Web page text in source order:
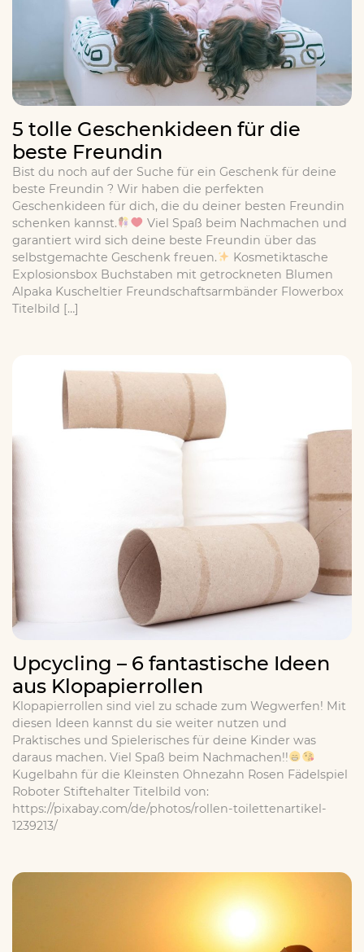
5 tolle Geschenkideen für die
beste Freundin
Bist du noch auf der Suche für ein Geschenk für deine
beste Freundin ? Wir haben die perfekten
Geschenkideen für dich, die du deiner besten Freundin
schenken kannst.
Viel Spaß beim Nachmachen und
garantiert wird sich deine beste Freundin über das
selbstgemachte Geschenk freuen.
Kosmetiktasche
Explosionsbox Buchstaben mit getrockneten Blumen
Alpaka Kuscheltier Freundschaftsarmbänder Flowerbox
Titelbild […]
Upcycling – 6 fantastische Ideen
aus Klopapierrollen
Klopapierrollen sind viel zu schade zum Wegwerfen! Mit
diesen Ideen kannst du sie weiter nutzen und
Praktisches und Spielerisches für deine Kinder was
daraus machen. Viel Spaß beim Nachmachen!!
Kugelbahn für die Kleinsten Ohnezahn Rosen Fädelspiel
Roboter Stiftehalter Titelbild von:
https://pixabay.com/de/photos/rollen-toilettenartikel-
1239213/